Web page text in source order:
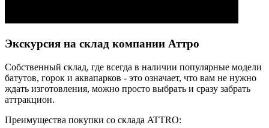
Экскурсия на склад компании Аттро
Cобственный склад, где всегда в наличии популярные модели
батутов, горок и аквапарков - это означает, что вам не нужно
ждать изготовления, можно просто выбрать и сразу забрать
аттракцион.
Преимущества покупки со склада ATTRO: